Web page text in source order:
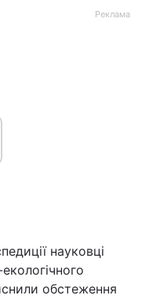
Реклама
науковці
обстеження